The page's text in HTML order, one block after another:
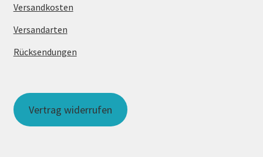
Versandkosten
Versandarten
Rücksendungen
Vertrag widerrufen